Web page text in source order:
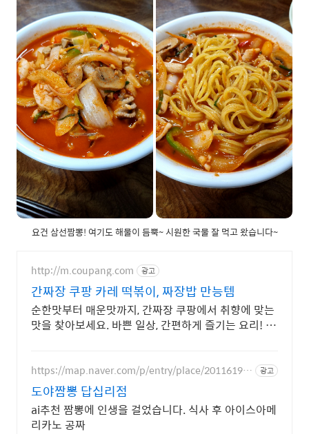
요건 삼선짬뽕! 여기도 해물이 듬뿍~ 시원한 국물 잘 먹고 왔습니다~
http://m.coupang.com 광고
간짜장 쿠팡 카레 떡볶이, 짜장밥 만능템
순한맛부터 매운맛까지, 간짜장 쿠팡에서 취향에 맞는
맛을 찾아보세요. 바쁜 일상, 간편하게 즐기는 요리! 로
https://map.naver.com/p/entry/place/20116194 광고
도야짬뽕 답십리점
ai추천 짬뽕에 인생을 걸었습니다. 식사 후 아이스아메
리카노 공짜